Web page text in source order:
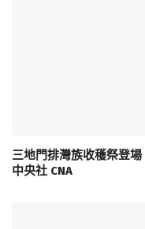
三地門排灣族收穫祭登
中央社 CNA